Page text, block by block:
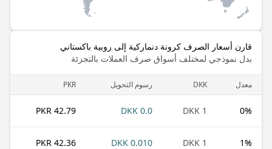
قارن أسعار الصرف كرونة دنماركية إلى روبية باكستاني
بدل نموذجي لمختلف أسواق صرف العملات بالتجزئة
معدل DKK رسوم التحويل PKR
0%
1 DKK
0.0 DKK
42.79 PKR
1%
1 DKK
0.010 DKK
42.36 PKR